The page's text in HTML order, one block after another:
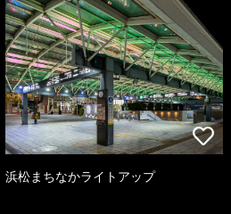
浜松まちなかライトアップ